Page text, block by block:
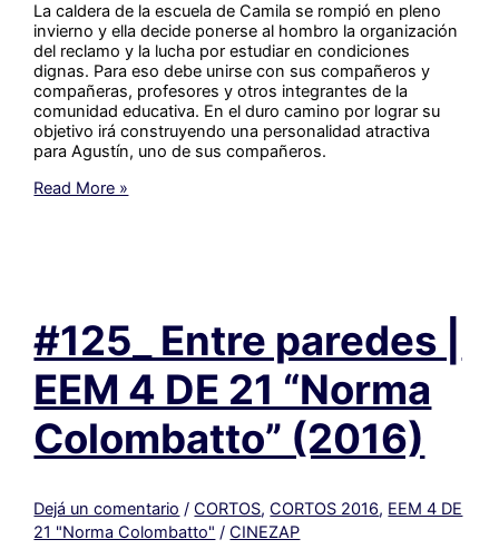
La caldera de la escuela de Camila se rompió en pleno
invierno y ella decide ponerse al hombro la organización
del reclamo y la lucha por estudiar en condiciones
dignas. Para eso debe unirse con sus compañeros y
compañeras, profesores y otros integrantes de la
comunidad educativa. En el duro camino por lograr su
objetivo irá construyendo una personalidad atractiva
para Agustín, uno de sus compañeros.
#124_
19
“Arturo
Jauretche”
(2016)
Read More »
#125_ Entre paredes |
EEM 4 DE 21 “Norma
Colombatto” (2016)
Dejá un comentario /CORTOS,CORTOS 2016, EEM 4 DE
21 "Norma Colombatto" /CINEZAP